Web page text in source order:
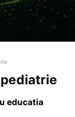
educatia